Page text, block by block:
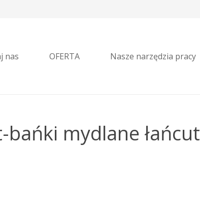
nas OFERTA Nasze narzędzia pracy
mydlane łańcut